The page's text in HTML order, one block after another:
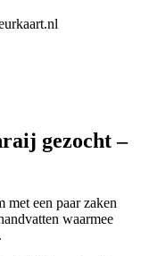
gezocht –
met een paar zaken
waarmee